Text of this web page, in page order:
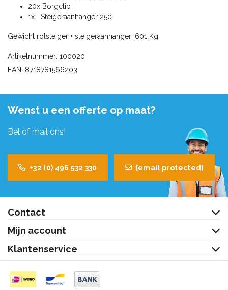
20x Borgclip
1x Steigeraanhanger 250
Gewicht rolsteiger + steigeraanhanger: 601 Kg
Artikelnummer: 100020
EAN: 8718781566203
Wenst u een offerte op maat?
Bel of mail ons!
+32 (0) 496 532 330 [email protected]
Contact
Mijn account
Klantenservice